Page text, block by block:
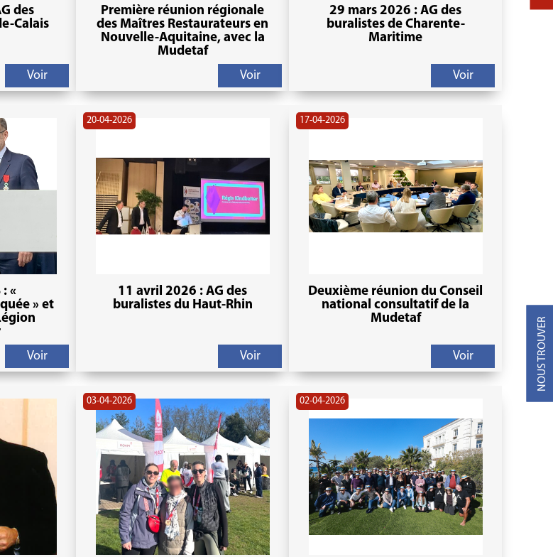
NOUS TROUVER
des
Calais
Voir
Première réunion régionale
des Maîtres Restaurateurs en
Nouvelle-Aquitaine, avec la
Mudetaf
Voir
29 mars 2026 : AG des
buralistes de Charente-
Maritime
Voir
: «
» et
Voir
20-04-2026
11 avril 2026 : AG des
buralistes du Haut-Rhin
Voir
17-04-2026
Deuxième réunion du Conseil
national consultatif de la
Mudetaf
Voir
03-04-2026 02-04-2026